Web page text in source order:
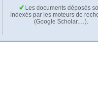
Les documents déposés
indexés par les moteurs de
(Google Scholar,…).